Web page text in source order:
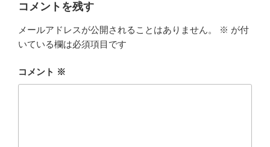
コメントを残す
メールアドレスが公開されることはありません。 ※ が付
いている欄は必須項目です
コメント ※